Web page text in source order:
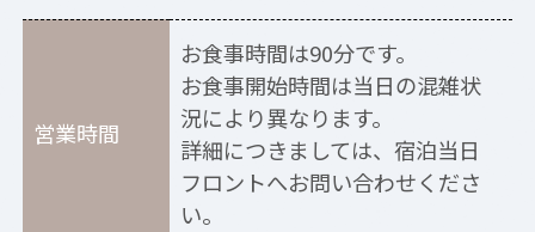
営業時間
お食事時間は90分です。
お食事開始時間は当日の混雑状
況により異なります。
詳細につきましては、宿泊当日
フロントへお問い合わせくださ
い。